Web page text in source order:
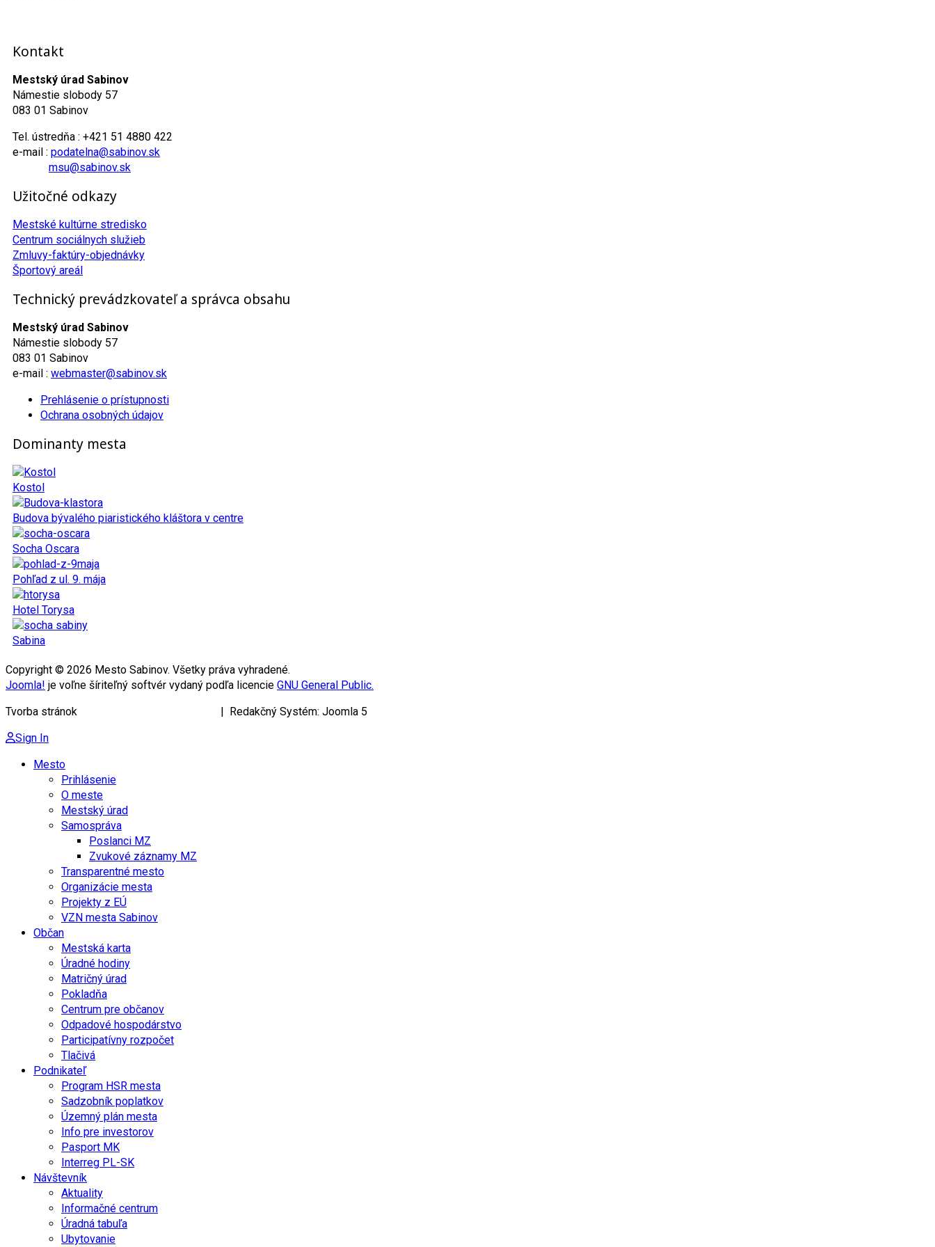
Kontakt
Mestský úrad Sabinov
Námestie slobody 57
083 01 Sabinov
Tel. ústredňa : +421 51 4880 422
e-mail : podatelna@sabinov.sk
msu@sabinov.sk
Užitočné odkazy
Mestské kultúrne stredisko
Centrum sociálnych služieb
Zmluvy-faktúry-objednávky
Športový areál
Technický prevádzkovateľ a správca obsahu
Mestský úrad Sabinov
Námestie slobody 57
083 01 Sabinov
e-mail : webmaster@sabinov.sk
Prehlásenie o prístupnosti
Ochrana osobných údajov
Dominanty mesta
Kostol
Budova bývalého piaristického kláštora v centre
Socha Oscara
Pohľad z ul. 9. mája
Hotel Torysa
Sabina
Copyright © 2026 Mesto Sabinov. Všetky práva vyhradené.
Joomla! je voľne šíriteľný softvér vydaný podľa licencie GNU General Public.
Tvorba stránok
| Redakčný Systém: Joomla 5
Sign In
Mesto
Prihlásenie
O meste
Mestský úrad
Samospráva
Poslanci MZ
Zvukové záznamy MZ
Transparentné mesto
Organizácie mesta
Projekty z EÚ
VZN mesta Sabinov
Občan
Mestská karta
Úradné hodiny
Matričný úrad
Pokladňa
Centrum pre občanov
Odpadové hospodárstvo
Participatívny rozpočet
Tlačivá
Podnikateľ
Program HSR mesta
Sadzobník poplatkov
Územný plán mesta
Info pre investorov
Pasport MK
Interreg PL-SK
Návštevník
Aktuality
Informačné centrum
Úradná tabuľa
Ubytovanie